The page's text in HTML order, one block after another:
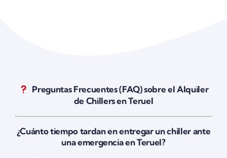
Preguntas Frecuentes (FAQ) sobre el Alquiler
de Chillers en Teruel
¿Cuánto tiempo tardan en entregar un chiller ante
una emergencia en Teruel?